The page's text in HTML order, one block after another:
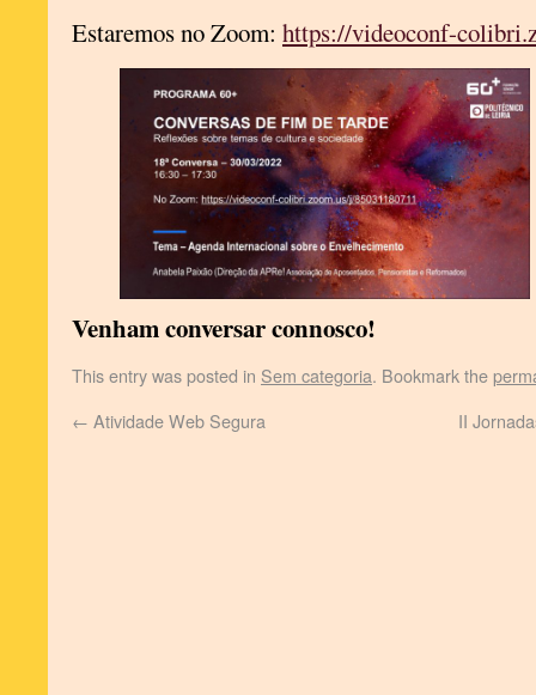
Estaremos no Zoom: https://videoconf-
Venham conversar connosco!
This entry was posted in Sem categoria. Bookmark the
← Atividade Web Segura II